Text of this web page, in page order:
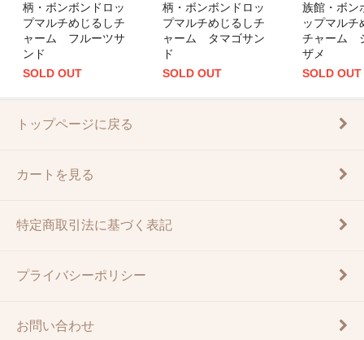
柄・ボンボンドロッ
プマルチめじるしチ
ャーム フルーツサ
ンド
SOLD OUT
柄・ボンボンドロッ
プマルチめじるしチ
ャーム タマゴサン
ド
SOLD OUT
族館・ボン
ップマルチ
チャーム
ザメ
SOLD OUT
トップページに戻る
カートを見る
特定商取引法に基づく表記
プライバシーポリシー
お問い合わせ